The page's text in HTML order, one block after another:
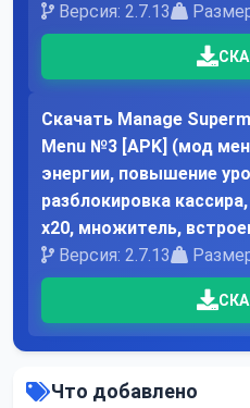
Версия: 2.7.13
Скачать Manage
Menu №3 [APK] (мод
энергии, повышение
разблокировка
x20, множитель,
Версия: 2.7.13
Что добавлено